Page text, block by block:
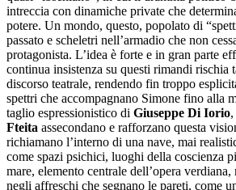
intreccia con dinamiche private che
potere. Un mondo, questo, popolato di
passato e scheletri nell’armadio che non
protagonista. L’idea è forte e in gran parte
continua insistenza su questi rimandi rischia
discorso teatrale, rendendo fin troppo
spettri che accompagnano Simone fino alla
taglio espressionistico di Giuseppe Di Iorio
Fteita assecondano e rafforzano questa
richiamano l’interno di una nave, mai
come spazi psichici, luoghi della coscienza
mare, elemento centrale dell’opera
negli affreschi che segnano le pareti, come